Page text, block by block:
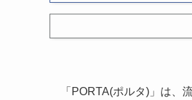
「PORTA(ポルタ)」は、